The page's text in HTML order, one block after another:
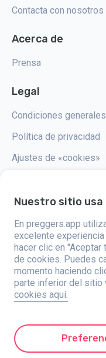
Contacta con nosotros
Acerca de
Prensa
Legal
Condiciones generales
Política de privacidad
Ajustes de «cookies»
Preggers, creado por el
2017, tiene como objetivo
nuevos padres de todo el
colaboraciones con
usar que son utilizadas por
ofrece una experiencia
consejos y herramientas
También apoya a los
cuidado de los recién
apoya diferentes
la expansión de sus
de los padres.
Preggers es una marca
Nuestro sitio usa
En preggers.app
excelente
hacer clic en
de cookies. Puedes
momento haciendo
parte inferior del sitio
cookies aquí.